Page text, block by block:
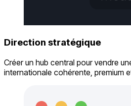
Direction stratégique
Créer un hub central pour vendre
internationale cohérente, premium